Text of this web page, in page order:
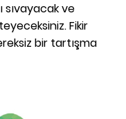
sıvayacak ve
Fikir
bir tartışma